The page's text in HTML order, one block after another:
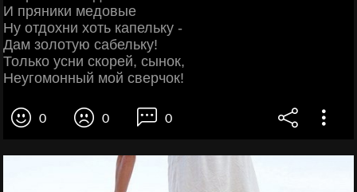
И пряники медовые
Ну отдохни хоть капельку -
Дам золотую сабельку!
Только усни скорей, сынок,
Неугомонный мой сверчок!
0 0 0